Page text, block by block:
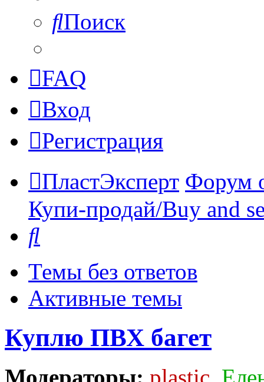
Поиск
FAQ
Вход
Регистрация
ПластЭксперт Форум
Купи-продай/Buy and
Темы без ответов
Активные темы
Куплю ПВХ багет